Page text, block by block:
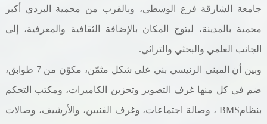
جامعة الشارقة فرع الوسطى، وبالقرب من محمية البردي أكبر
محمية بالمدينة، ليتوج المكان بالإضافة الثقافية والمعرفية، إلى
الجانب العلمي والبحثي والتراثي .
وبين أن المبنى الرئيسي بني على شكل مثمّن، مكوّن من 7 طوابق،
ضم في كل منها غرف التصوير وتحزين الكاميرات، ومكتب التحكم
بنظامBMS، وصالة اجتماعات، وغرف الفنيين، والأرشيف، وصالات